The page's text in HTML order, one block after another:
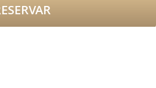
USB
de salón